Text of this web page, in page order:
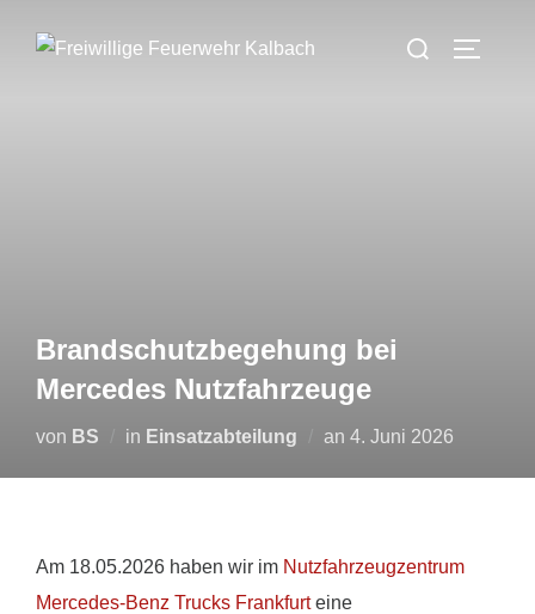
Inhalt
Suchen
Brandschutzbegehung bei
Mercedes Nutzfahrzeuge
von BS in Einsatzabteilung an Veröffentlicht
4. Juni 2026
Am 18.05.2026 haben wir im Nutzfahrzeugzentrum
Mercedes-Benz Trucks Frankfurteine